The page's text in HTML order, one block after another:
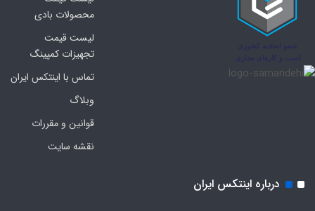
محصولات بادی
لیست قیمت
تجهیزات کمپینگ
تماس با اینتکس ایران
وبلاگ
قوانین و مقررات
نقشه سایت
درباره اینتکس ایران